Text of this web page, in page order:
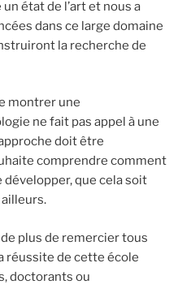
état de l’art et nous a
dans ce large domaine
la recherche de
montrer une
ne fait pas appel à une
doit être
comprendre comment
que cela soit
plus de remercier tous
réussite de cette école
doctorants ou